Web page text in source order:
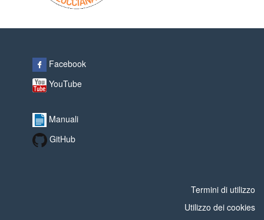
Facebook
YouTube
Manuali
GitHub
Termini di utilizzo
Utilizzo dei cookies